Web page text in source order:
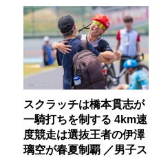
スクラッチは橋本貫志が
一騎打ちを制する 4km速
度競走は選抜王者の伊澤
璃空が春夏制覇 ／男子ス